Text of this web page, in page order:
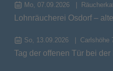
Mo, 07.09.2026
Lohnräucherei Osdorf –
So, 13.09.2026 Carlshöhe
Tag der offenen Tür bei